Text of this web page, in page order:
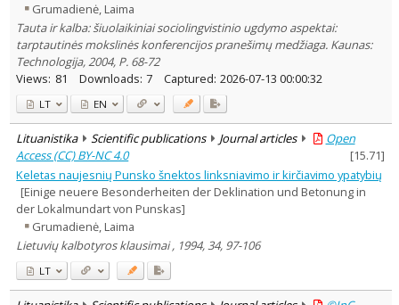
Grumadienė, Laima
Tauta ir kalba: šiuolaikiniai sociolingvistinio ugdymo aspektai:
tarptautinės mokslinės konferencijos pranešimų medžiaga. Kaunas:
Technologija, 2004, P. 68-72
Views: 81 Downloads: 7 Captured: 2026-07-13 00:00:32
LT EN
Lituanistika Scientific publications Journal articles
Open
Access (CC) BY-NC 4.0
[15.71]
Keletas naujesnių Punsko šnektos linksniavimo ir kirčiavimo ypatybių
[Einige neuere Besonderheiten der Deklination und Betonung in
der Lokalmundart von Punskas]
Grumadienė, Laima
Lietuvių kalbotyros klausimai , 1994, 34, 97-106
LT